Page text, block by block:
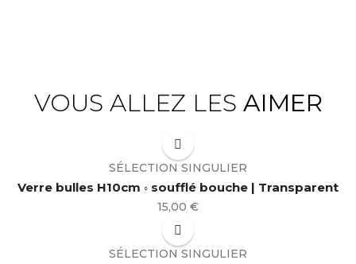
VOUS ALLEZ LES AIMER
SÉLECTION SINGULIER
Verre bulles H10cm ◦ soufflé bouche | Transparent
Prix
15,00 €
SÉLECTION SINGULIER